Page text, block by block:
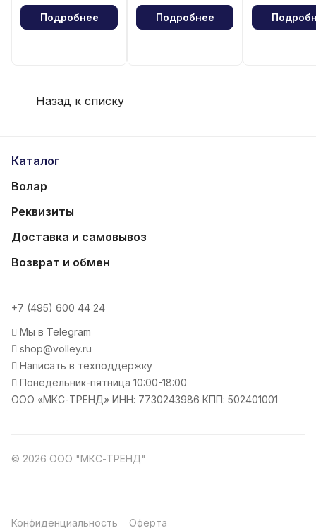
Подробнее Подробнее
Назад к списку
Каталог
Волар
Реквизиты
Доставка и самовывоз
Возврат и обмен
+7 (495) 600 44 24
Мы в Telegram
shop@volley.ru
Написать в техподдержку
Понедельник-пятница 10:00-18:00
ООО «МКС-ТРЕНД» ИНН: 7730243986 КПП: 502401001
© 2026 ООО "МКС-ТРЕНД"
Конфиденциальность Оферта